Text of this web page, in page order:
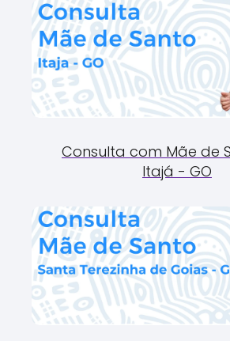
Consulta com Mãe de
Itajá - GO